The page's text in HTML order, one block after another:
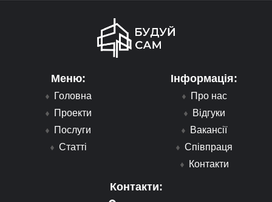
Меню:
Головна
Проекти
Послуги
Статті
Інформація:
Про нас
Відгуки
Вакансії
Співпраця
Контакти
Контакти: